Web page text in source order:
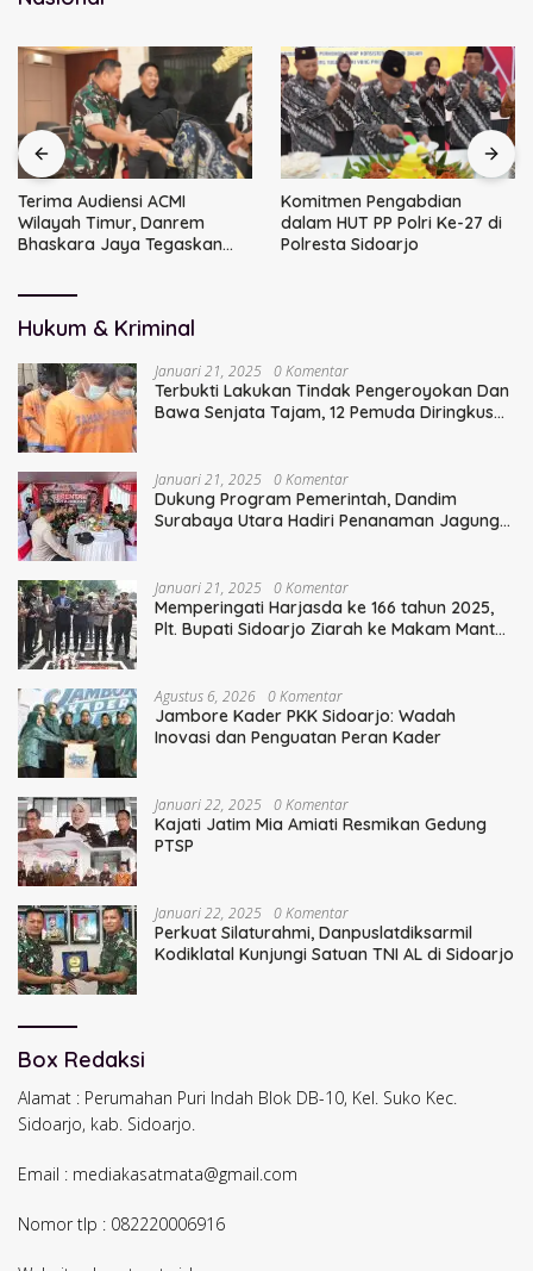
Terima Audiensi ACMI
Wilayah Timur, Danrem
Bhaskara Jaya Tegaskan
Komitmen Pengabdian
dalam HUT PP Polri Ke-27 di
Polresta Sidoarjo
Hukum & Kriminal
Januari 21, 2025 0 Komentar
Terbukti Lakukan Tindak Pengeroyokan Dan
Bawa Senjata Tajam, 12 Pemuda Diringkus
Januari 21, 2025 0 Komentar
Dukung Program Pemerintah, Dandim
Surabaya Utara Hadiri Penanaman Jagung
Januari 21, 2025 0 Komentar
Memperingati Harjasda ke 166 tahun 2025,
Plt. Bupati Sidoarjo Ziarah ke Makam Mantan
Agustus 6, 2026 0 Komentar
Jambore Kader PKK Sidoarjo: Wadah
Inovasi dan Penguatan Peran Kader
Januari 22, 2025 0 Komentar
Kajati Jatim Mia Amiati Resmikan Gedung
PTSP
Januari 22, 2025 0 Komentar
Perkuat Silaturahmi, Danpuslatdiksarmil
Kodiklatal Kunjungi Satuan TNI AL di Sidoarjo
Box Redaksi
Alamat : Perumahan Puri Indah Blok DB-10, Kel. Suko Kec.
Sidoarjo, kab. Sidoarjo.
Email : mediakasatmata@gmail.com
Nomor tlp : 082220006916